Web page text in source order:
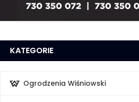
KATEGORIE
Ogrodzenia Wiśniowski